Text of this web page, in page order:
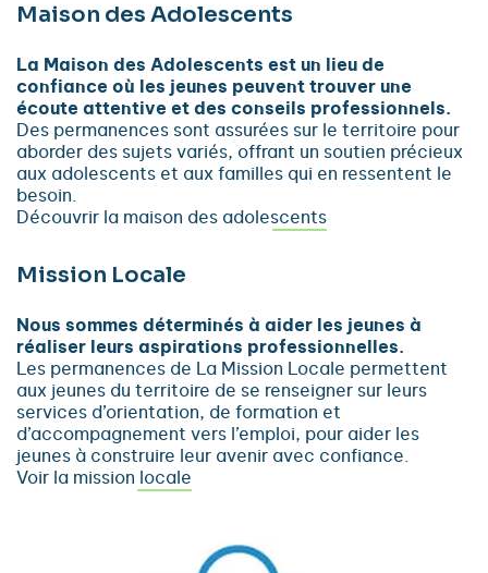
Maison des Adolescents
La Maison des Adolescents est un lieu de
confiance où les jeunes peuvent trouver une
écoute attentive et des conseils professionnels.
Des permanences sont assurées sur le territoire pour
aborder des sujets variés, offrant un soutien précieux
aux adolescents et aux familles qui en ressentent le
besoin.
Découvrir la maison des adolescents
Mission Locale
Nous sommes déterminés à aider les jeunes à
réaliser leurs aspirations professionnelles.
Les permanences de La Mission Locale permettent
aux jeunes du territoire de se renseigner sur leurs
services d’orientation, de formation et
d’accompagnement vers l’emploi, pour aider les
jeunes à construire leur avenir avec confiance.
Voir la mission locale